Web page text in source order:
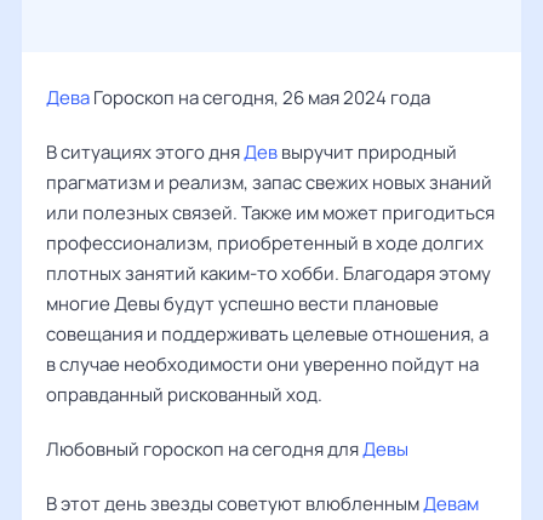
ДеваГороскоп на сегодня, 26 мая 2024 года
В ситуациях этого дняДеввыручит природный
прагматизм и реализм, запас свежих новых знаний
или полезных связей. Также им может пригодиться
профессионализм, приобретенный в ходе долгих
плотных занятий каким-то хобби. Благодаря этому
многие Девы будут успешно вести плановые
совещания и поддерживать целевые отношения, а
в случае необходимости они уверенно пойдут на
оправданный рискованный ход.
Любовный гороскоп на сегодня дляДевы
В этот день звезды советуют влюбленнымДевам